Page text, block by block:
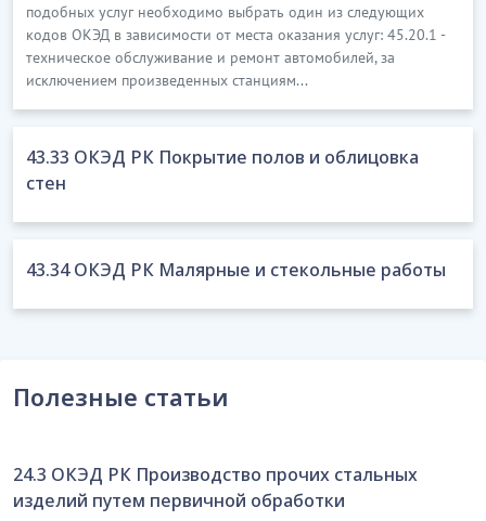
подобных услуг необходимо выбрать один из следующих
кодов ОКЭД в зависимости от места оказания услуг: 45.20.1 -
техническое обслуживание и ремонт автомобилей, за
исключением произведенных станциям...
43.33 ОКЭД РК Покрытие полов и облицовка
стен
43.34 ОКЭД РК Малярные и стекольные работы
Полезные статьи
24.3 ОКЭД РК Производство прочих стальных
изделий путем первичной обработки